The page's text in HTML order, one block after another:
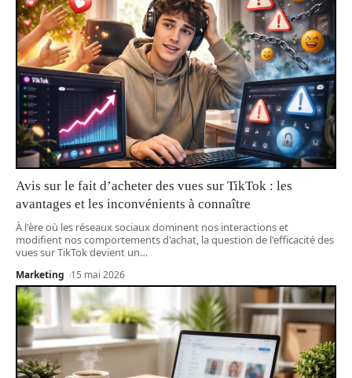
Avis sur le fait d’acheter des vues sur TikTok : les
avantages et les inconvénients à connaître
À l'ère où les réseaux sociaux dominent nos interactions et
modifient nos comportements d'achat, la question de l'efficacité des
vues sur TikTok devient un…
Marketing 15 mai 2026